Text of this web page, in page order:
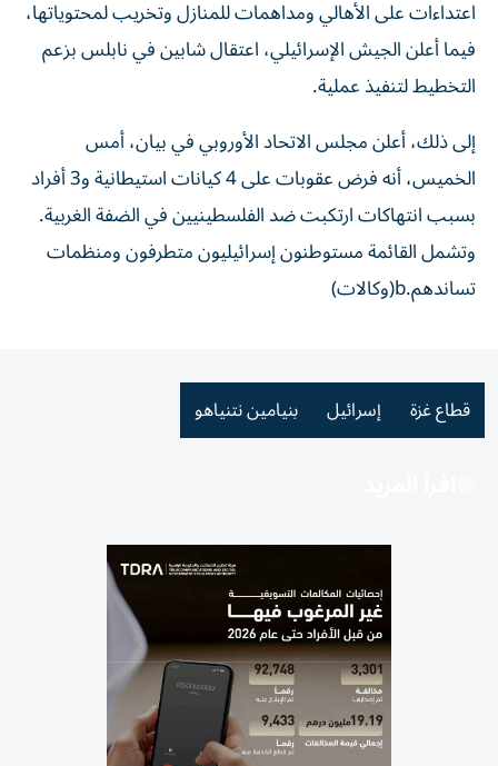
اعتداءات على الأهالي ومداهمات للمنازل وتخريب لمحتوياتها،
فيما أعلن الجيش الإسرائيلي، اعتقال شابين في نابلس بزعم
التخطيط لتنفيذ عملية.
إلى ذلك، أعلن ‌مجلس الاتحاد الأوروبي في بيان، أمس
الخميس، أنه ‌فرض عقوبات ‌على 4 كيانات استيطانية و3 ‌أفراد
بسبب انتهاكات ارتكبت ضد الفلسطينيين في الضفة الغربية.
وتشمل القائمة مستوطنون إسرائيليون متطرفون ومنظمات
‌تساندهم.b(وكالات)
قطاع غزة إسرائيل بنيامين نتنياهو